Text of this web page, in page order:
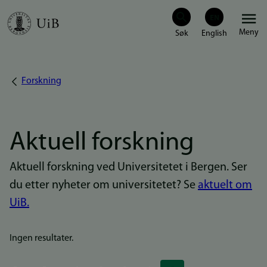
Hopp
Meny
Navigasjonssti
Forskning
Aktuell forskning
Aktuell forskning ved Universitetet i Bergen. Ser
du etter nyheter om universitetet? Se aktuelt om
UiB.
Ingen resultater.